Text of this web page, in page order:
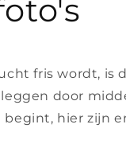
fris wordt, is
door
hier zijn